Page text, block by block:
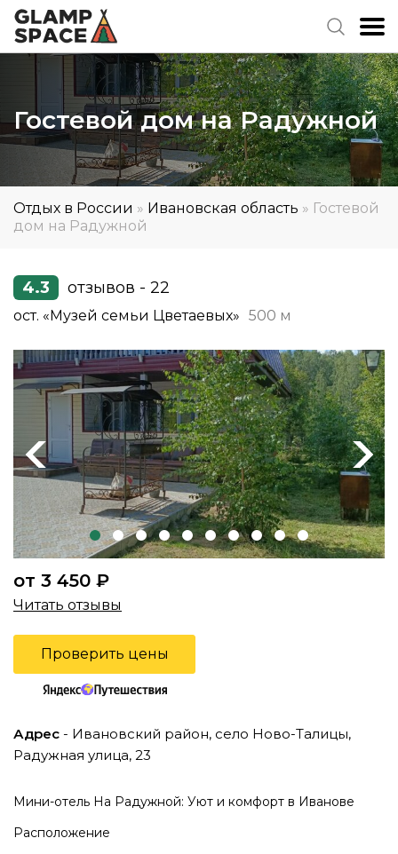
Гостевой дом на Радужной
Отдых в России » Ивановская область » Гостевой
дом на Радужной
4.3 отзывов - 22
ост. «Музей семьи Цветаевых» 500 м
Previous Next
от 3 450 ₽
Читать отзывы
Проверить цены
Адрес - Ивановский район, село Ново-Талицы,
Радужная улица, 23
Мини-отель На Радужной: Уют и комфорт в Иванове
Расположение